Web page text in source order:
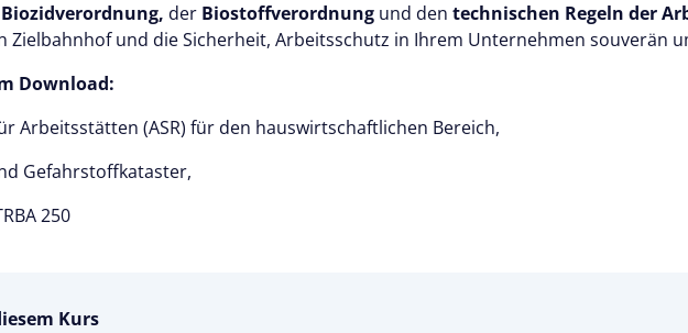
Biozidverordnung, der Biostoffverordnung und den technischen Regeln der
Zielbahnhof und die Sicherheit, Arbeitsschutz in Ihrem Unternehmen souverän
Download:
Arbeitsstätten (ASR) für den hauswirtschaftlichen Bereich,
Gefahrstoffkataster,
250
Kurs